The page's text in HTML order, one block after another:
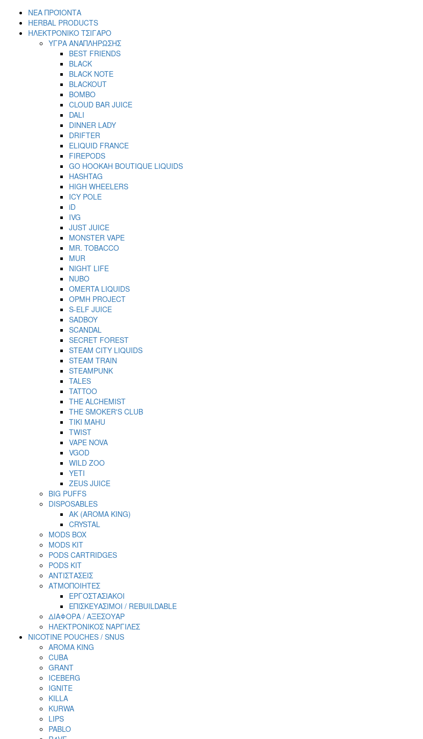
ΝΕΑ ΠΡΟΪΟΝΤΑ
HERBAL PRODUCTS
ΗΛΕΚΤΡΟΝΙΚΟ ΤΣΙΓΑΡΟ
ΥΓΡΑ ΑΝΑΠΛΗΡΩΣΗΣ
BEST FRIENDS
BLACK
BLACK NOTE
BLACKOUT
BOMBO
CLOUD BAR JUICE
DALI
DINNER LADY
DRIFTER
ELIQUID FRANCE
FIREPODS
GO HOOKAH BOUTIQUE LIQUIDS
HASHTAG
HIGH WHEELERS
ICY POLE
iD
IVG
JUST JUICE
MONSTER VAPE
MR. TOBACCO
MUR
NIGHT LIFE
NUBO
OMERTA LIQUIDS
OPMH PROJECT
S-ELF JUICE
SADBOY
SCANDAL
SECRET FOREST
STEAM CITY LIQUIDS
STEAM TRAIN
STEAMPUNK
TALES
TATTOO
THE ALCHEMIST
THE SMOKER'S CLUB
TIKI MAHU
TWIST
VAPE NOVA
VGOD
WILD ZOO
YETI
ZEUS JUICE
BIG PUFFS
DISPOSABLES
AK (AROMA KING)
CRYSTAL
MODS BOX
MODS KIT
PODS CARTRIDGES
PODS KIT
ΑΝΤΙΣΤΑΣΕΙΣ
ΑΤΜΟΠΟΙΗΤΕΣ
ΕΡΓΟΣΤΑΣΙΑΚΟΙ
ΕΠΙΣΚΕΥΑΣΙΜΟΙ / REBUILDABLE
ΔΙΑΦΟΡΑ / ΑΞΕΣΟΥΑΡ
ΗΛΕΚΤΡΟΝΙΚΟΣ ΝΑΡΓΙΛΕΣ
NICOTINE POUCHES / SNUS
AROMA KING
CUBA
GRANT
ICEBERG
IGNITE
KILLA
KURWA
LIPS
PABLO